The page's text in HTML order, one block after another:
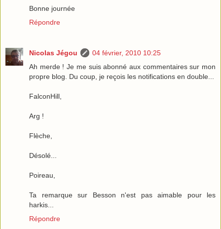
Bonne journée
Répondre
Nicolas Jégou
04 février, 2010 10:25
Ah merde ! Je me suis abonné aux commentaires sur mon
propre blog. Du coup, je reçois les notifications en double...
FalconHill,
Arg !
Flèche,
Désolé...
Poireau,
Ta remarque sur Besson n'est pas aimable pour les
harkis...
Répondre